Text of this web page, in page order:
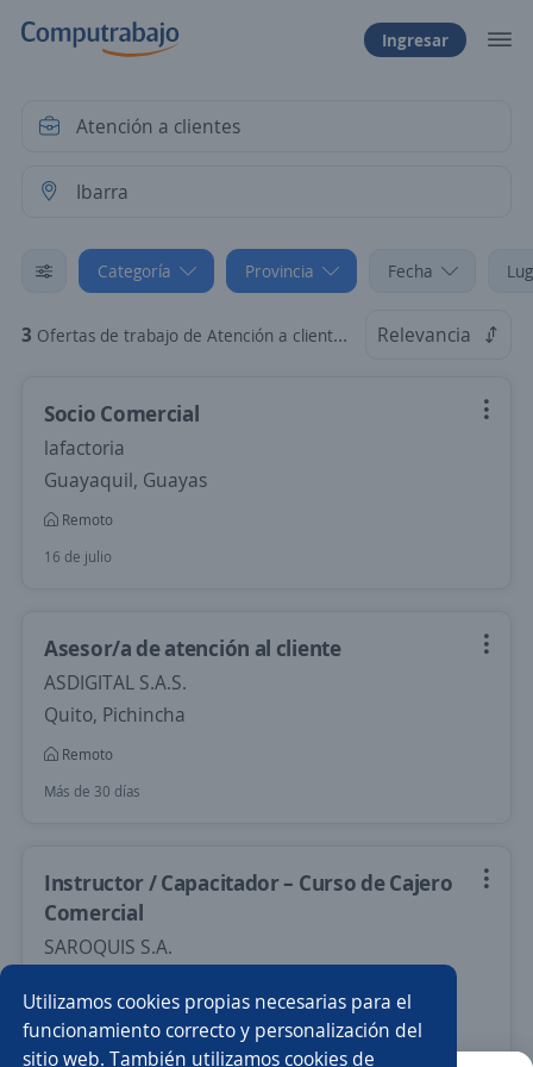
Utilizamos cookies propias necesarias para el
funcionamiento correcto y personalización del
sitio web. También utilizamos cookies de
Ingresar
Categoría Provincia Fecha
3 Ofertas de trabajo de Atención a clientes en Ibarra, Imbabura Relevancia
Socio Comercial
lafactoria
Guayaquil, Guayas
Remoto
16 de julio
Asesor/a de atención al cliente
ASDIGITAL S.A.S.
Quito, Pichincha
Remoto
Más de 30 días
Instructor / Capacitador – Curso de Cajero
Comercial
SAROQUIS S.A.
394,00 US$ (Mensual)
Remoto
Más de 30 días